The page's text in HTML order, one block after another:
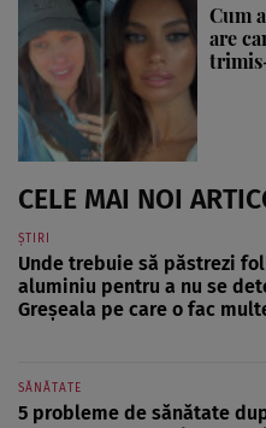
Cum
are
CELE MAI NOI
ȘTIRI
Unde trebuie să păstrezi
aluminiu pentru a nu se
Greșeala pe care o fac
SĂNĂTATE
5 probleme de sănătate